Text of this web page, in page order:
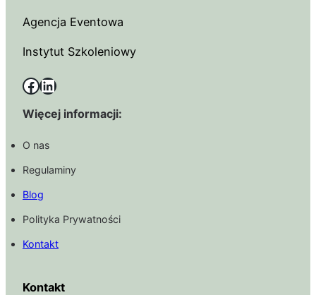
Agencja Eventowa
Instytut Szkoleniowy
Facebook LinkedIn
Więcej informacji:
O nas
Regulaminy
Blog
Polityka Prywatności
Kontakt
Kontakt